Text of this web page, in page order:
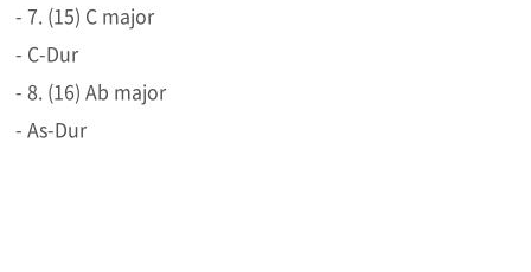
- 7. (15) C major
- C-Dur
- 8. (16) Ab major
- As-Dur